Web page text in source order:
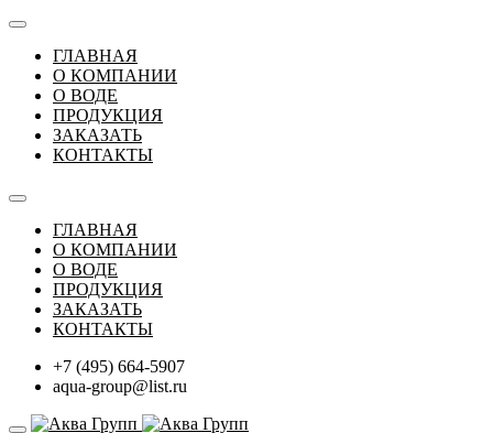
ГЛАВНАЯ
О КОМПАНИИ
О ВОДЕ
ПРОДУКЦИЯ
ЗАКАЗАТЬ
КОНТАКТЫ
ГЛАВНАЯ
О КОМПАНИИ
О ВОДЕ
ПРОДУКЦИЯ
ЗАКАЗАТЬ
КОНТАКТЫ
+7 (495) 664-5907
aqua-group@list.ru